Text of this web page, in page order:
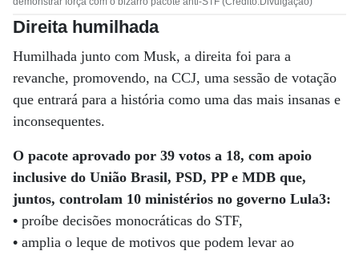
Direita humilhada
Humilhada junto com Musk, a direita foi para a
revanche, promovendo, na CCJ, uma sessão de votação
que entrará para a história como uma das mais insanas e
inconsequentes.
O pacote aprovado por 39 votos a 18, com apoio
inclusive do União Brasil, PSD, PP e MDB que,
juntos, controlam 10 ministérios no governo Lula3:
• proíbe decisões monocráticas do STF,
• amplia o leque de motivos que podem levar ao